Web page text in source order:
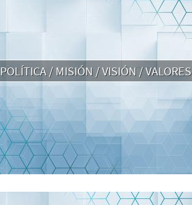
POLÍTICA / MISIÓN / VISIÓN / VALORES